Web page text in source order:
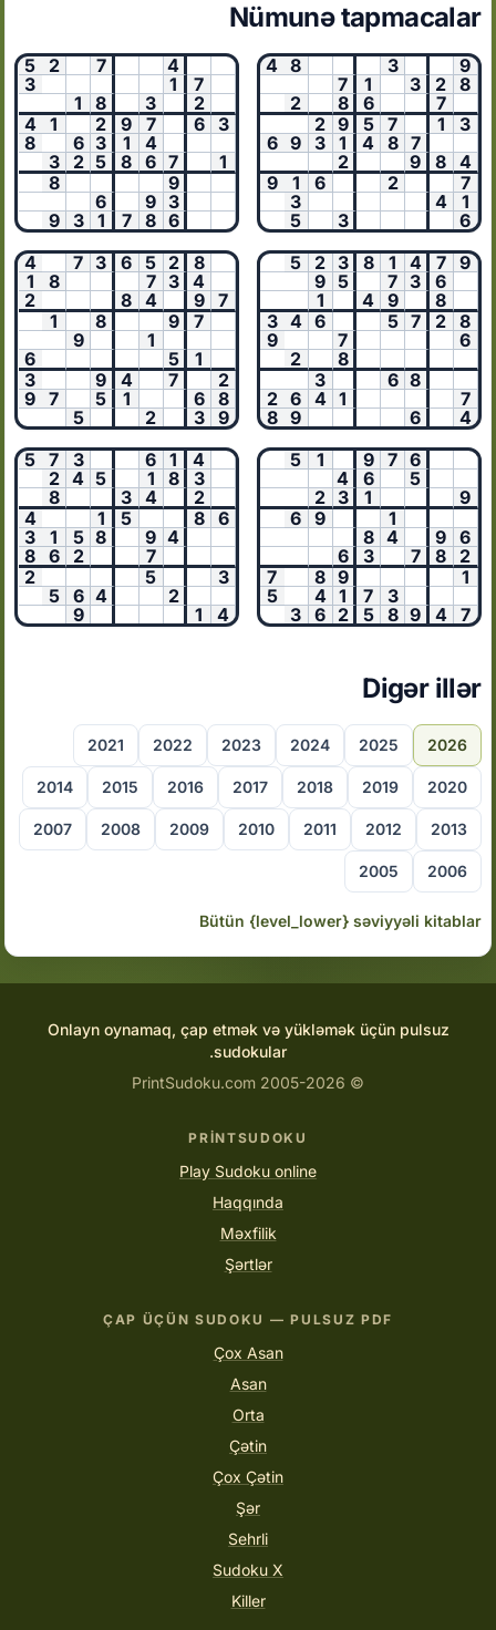
Nümunə tapmacalar
9
3
8
4
8
2
3
1
7
7
6
8
2
3
1
7
5
9
2
7
8
4
1
3
9
6
4
8
9
2
7
2
6
1
9
1
4
3
6
3
5
4
7
2
5
7
1
3
2
3
8
1
3
6
7
9
2
1
4
4
1
3
6
8
1
7
6
8
5
2
3
9
8
3
9
6
6
8
7
1
3
9
9
7
4
1
8
3
2
5
6
3
7
5
9
8
9
4
1
8
2
7
5
6
4
3
6
7
9
8
2
8
6
3
7
1
4
6
2
4
6
9
8
8
2
5
6
3
7
4
4
3
7
8
1
7
9
4
8
2
7
9
8
1
1
9
1
5
6
2
7
4
9
3
8
6
1
5
7
9
9
3
2
5
6
7
9
1
5
5
6
4
9
1
3
2
1
9
6
6
9
4
8
2
8
7
3
6
1
9
8
7
3
7
1
4
5
7
4
9
8
5
2
6
3
4
1
6
3
7
5
3
8
1
5
4
2
2
4
3
8
6
8
5
1
4
4
9
8
5
1
3
7
2
6
8
3
5
2
2
4
6
5
4
1
9
Digər illər
2026
2025
2024
2023
2022
2021
2020
2019
2018
2017
2016
2015
2014
2013
2012
2011
2010
2009
2008
2007
2006
2005
Bütün {level_lower} səviyyəli kitablar
Onlayn oynamaq, çap etmək və yükləmək üçün pulsuz
sudokular.
© 2005-2026 PrintSudoku.com
PRINTSUDOKU
Play Sudoku online
Haqqında
Məxfilik
Şərtlər
ÇAP ÜÇÜN SUDOKU — PULSUZ PDF
Çox Asan
Asan
Orta
Çətin
Çox Çətin
Şər
Sehrli
Sudoku X
Killer